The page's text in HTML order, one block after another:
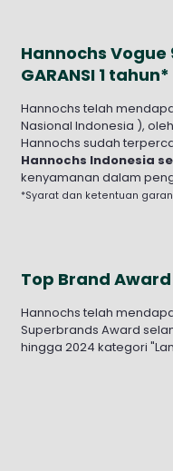
Hannochs Vogue
GARANSI 1 tahun*
Hannochs telah
Nasional Indonesia ),
Hannochs sudah
Hannochs Indonesia
kenyamanan dalam
*Syarat dan ketentuan
Top Brand
Hannochs telah
Superbrands Award
hingga 2024 kategori